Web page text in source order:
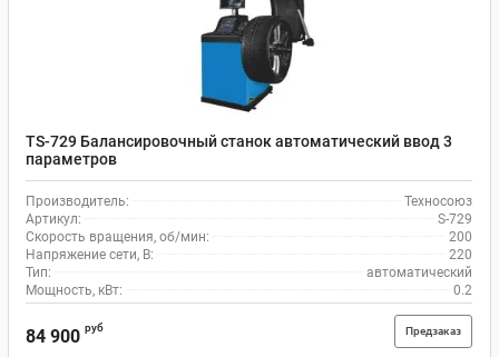
TS-729 Балансировочный станок автоматический ввод 3
параметров
Производитель:
Техносоюз
Артикул:
S-729
Скорость вращения, об/мин:
200
Напряжение сети, В:
220
Тип:
автоматический
Мощность, кВт:
0.2
84 900 руб Предзаказ